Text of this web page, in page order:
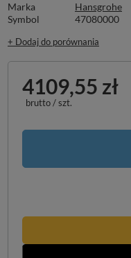
Marka
Hansgrohe
Symbol
47080000
+ Dodaj do porównania
4109,55 zł
brutto/szt.